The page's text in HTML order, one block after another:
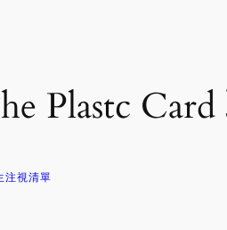
Plastc
注視清單